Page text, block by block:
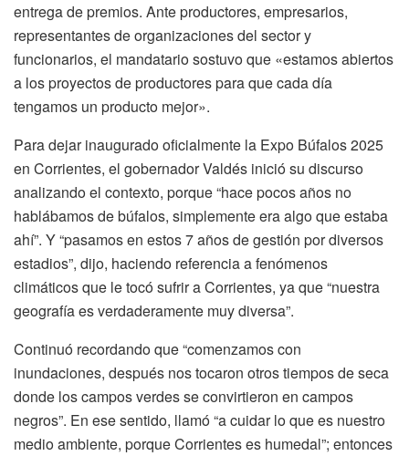
entrega de premios. Ante productores, empresarios,
representantes de organizaciones del sector y
funcionarios, el mandatario sostuvo que «estamos abiertos
a los proyectos de productores para que cada día
tengamos un producto mejor».
Para dejar inaugurado oficialmente la Expo Búfalos 2025
en Corrientes, el gobernador Valdés inició su discurso
analizando el contexto, porque “hace pocos años no
hablábamos de búfalos, simplemente era algo que estaba
ahí”. Y “pasamos en estos 7 años de gestión por diversos
estadios”, dijo, haciendo referencia a fenómenos
climáticos que le tocó sufrir a Corrientes, ya que “nuestra
geografía es verdaderamente muy diversa”.
Continuó recordando que “comenzamos con
inundaciones, después nos tocaron otros tiempos de seca
donde los campos verdes se convirtieron en campos
negros”. En ese sentido, llamó “a cuidar lo que es nuestro
medio ambiente, porque Corrientes es humedal”; entonces